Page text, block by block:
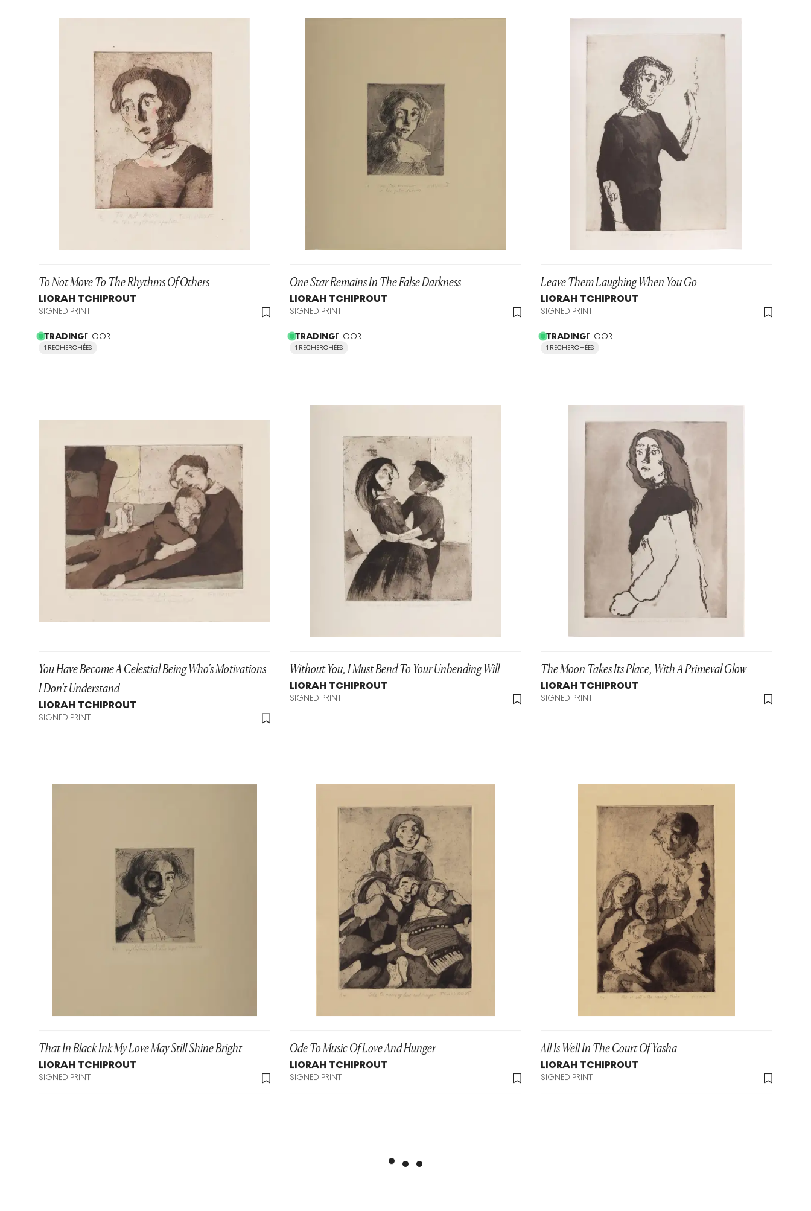
To Not Move To The Rhythms Of Others
LIORAH TCHIPROUT
SIGNED PRINT
TRADINGFLOOR
1 RECHERCHÉES
One Star Remains In The False Darkness
LIORAH TCHIPROUT
SIGNED PRINT
TRADINGFLOOR
1 RECHERCHÉES
Leave Them Laughing When You Go
LIORAH TCHIPROUT
SIGNED PRINT
TRADINGFLOOR
1 RECHERCHÉES
You Have Become A Celestial Being Who's Motivations
I Don't Understand
LIORAH TCHIPROUT
SIGNED PRINT
Without You, I Must Bend To Your Unbending Will
LIORAH TCHIPROUT
SIGNED PRINT
The Moon Takes Its Place, With A Primeval Glow
LIORAH TCHIPROUT
SIGNED PRINT
That In Black Ink My Love May Still Shine Bright
LIORAH TCHIPROUT
SIGNED PRINT
Ode To Music Of Love And Hunger
LIORAH TCHIPROUT
SIGNED PRINT
All Is Well In The Court Of Yasha
LIORAH TCHIPROUT
SIGNED PRINT